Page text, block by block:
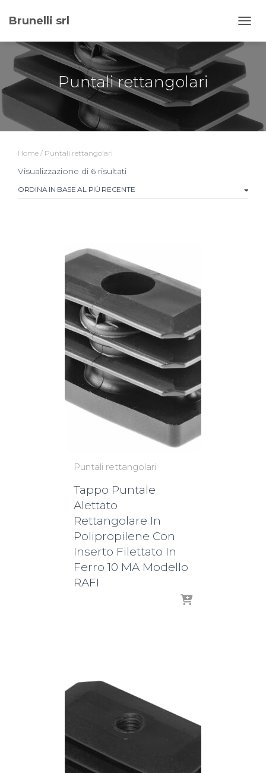
Brunelli srl
Puntali rettangolari
Home / Puntali rettangolari
Visualizzazione di 6 risultatiOrdina
base
Puntali rettangolari
Tappo Puntale
Alettato
Rettangolare In
Polipropilene Con
Inserto Filettato In
Ferro 10 MA Modello
RAFI